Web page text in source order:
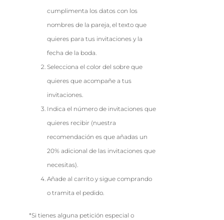
cumplimenta los datos con los
nombres de la pareja, el texto que
quieres para tus invitaciones y la
fecha de la boda.
Selecciona el color del sobre que
quieres que acompañe a tus
invitaciones.
Indica el número de invitaciones que
quieres recibir (nuestra
recomendación es que añadas un
20% adicional de las invitaciones que
necesitas).
Añade al carrito y sigue comprando
o tramita el pedido.
*Si tienes alguna petición especial o